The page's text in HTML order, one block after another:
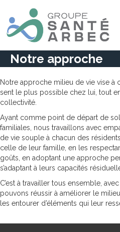
Notre approche
Notre approche milieu de vie vise à
sent le plus possible chez lui, tout
collectivité.
Ayant comme point de départ de
familiales, nous travaillons avec
de vie souple à chacun des
celle de leur famille, en les
goûts, en adoptant une approche
s’adaptant à leurs capacités
C’est à travailler tous ensemble,
pouvons réussir à améliorer le
les entourer d’éléments qui leur